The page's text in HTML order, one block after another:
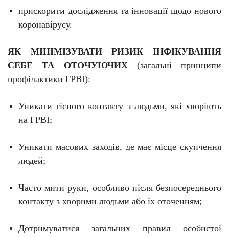
прискорити дослідження та інновації щодо нового
коронавірусу.
ЯК МІНІМІЗУВАТИ РИЗИК ІНФІКУВАННЯ
СЕБЕ ТА ОТОЧУЮЧИХ (загальні принципи
профілактики ГРВІ):
Уникати тісного контакту з людьми, які хворіють
на ГРВІ;
Уникати масових заходів, де має місце скупчення
людей;
Часто мити руки, особливо після безпосереднього
контакту з хворими людьми або їх оточенням;
Дотримуватися загальних правил особистої